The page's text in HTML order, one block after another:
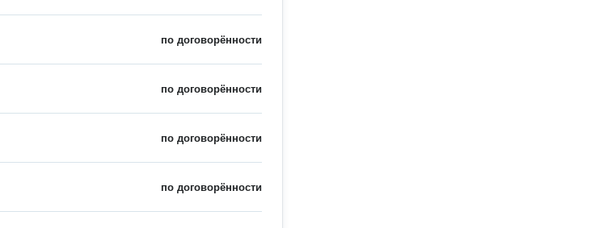
по договорённости
по договорённости
по договорённости
по договорённости